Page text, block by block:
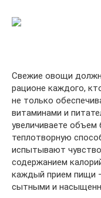
Свежие овощи
рационе каждого,
не только
витаминами и
увеличиваете
теплотворную
испытывают
содержанием
каждый прием пищи
сытными и